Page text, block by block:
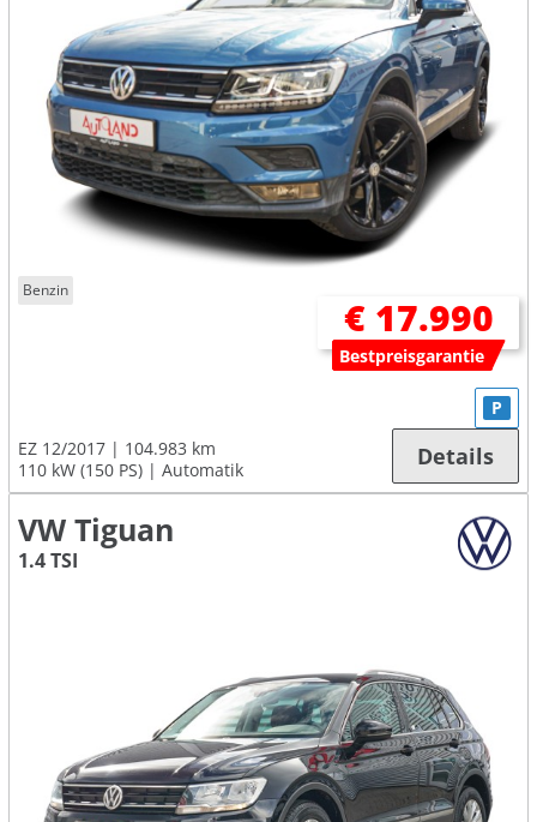
Benzin
€ 17.990
Bestpreisgarantie
EZ 12/2017
104.983 km
110 kW (150 PS)
Automatik
P
Details
VW Tiguan
1.4 TSI